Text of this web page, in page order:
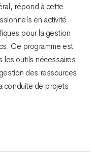
répond à cette
en activité
pour la gestion
Ce programme est
les outils nécessaires
des ressources
conduite de projets